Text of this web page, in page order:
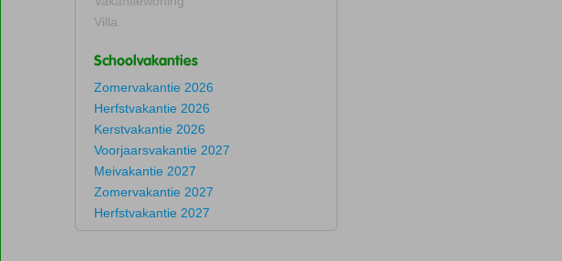
Villa
Schoolvakanties
Zomervakantie 2026
Herfstvakantie 2026
Kerstvakantie 2026
Voorjaarsvakantie 2027
Meivakantie 2027
Zomervakantie 2027
Herfstvakantie 2027